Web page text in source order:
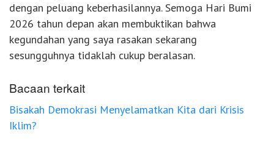
dengan peluang keberhasilannya. Semoga Hari Bumi
2026 tahun depan akan membuktikan bahwa
kegundahan yang saya rasakan sekarang
sesungguhnya tidaklah cukup beralasan.
Bacaan terkait
Bisakah Demokrasi Menyelamatkan Kita dari Krisis
Iklim?